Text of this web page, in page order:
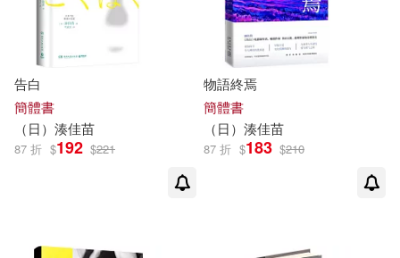
告白
簡體書
（日） 湊佳苗
87 折 $192 $221
物語終焉
簡體書
（日） 湊佳苗
87 折 $183 $210